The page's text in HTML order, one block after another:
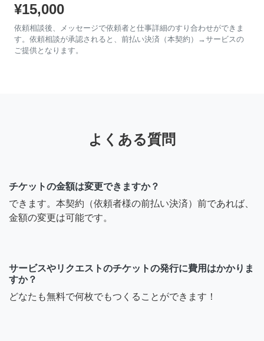
¥15,000
依頼相談後、メッセージで依頼者と仕事詳細のすり合わせができま
す。依頼相談が承認されると、前払い決済（本契約）→サービスの
ご提供となります。
よくある質問
チケットの金額は変更できますか？
できます。本契約（依頼者様の前払い決済）前であれば、
金額の変更は可能です。
サービスやリクエストのチケットの発行に費用はかかりま
すか？
どなたも無料で何枚でもつくることができます！